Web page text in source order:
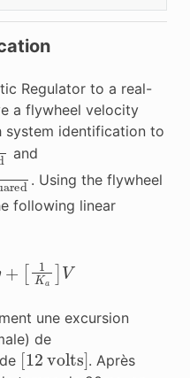
Regulator to a real-
a flywheel velocity
system identification to
and
. Using the flywheel
following linear
[1 K a]
une excursion
de
de [12 volts. Après